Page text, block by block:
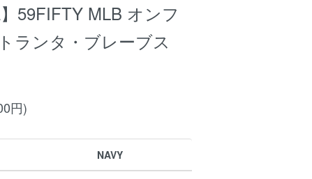
】59FIFTY MLB オンフ
ランタ・ブレーブス
円)
NAVY